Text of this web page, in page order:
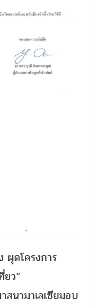
ผุดโครงการ
ว”
สนามาเลเซียมอบ